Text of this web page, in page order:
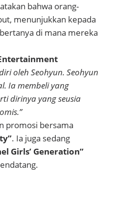
bahwa orang-
menunjukkan kepada
di mana mereka
oleh Seohyun. Seohyun
Ia membeli yang
dirinya yang seusia
promosi bersama
. Ia juga sedang
Girls’ Generation”